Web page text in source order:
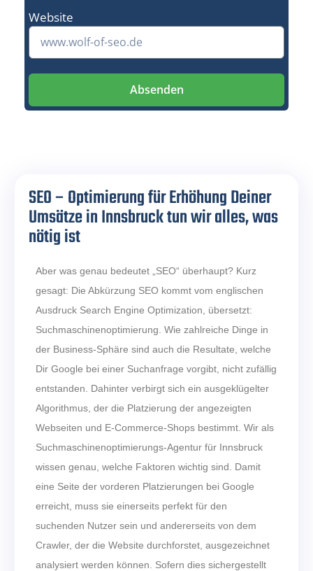
Website
Absenden
SEO – Optimierung für Erhöhung Deiner
Umsätze in Innsbruck tun wir alles, was
nötig ist
Aber was genau bedeutet „SEO“ überhaupt? Kurz
gesagt: Die Abkürzung SEO kommt vom englischen
Ausdruck Search Engine Optimization, übersetzt:
Suchmaschinenoptimierung. Wie zahlreiche Dinge in
der Business-Sphäre sind auch die Resultate, welche
Dir Google bei einer Suchanfrage vorgibt, nicht zufällig
entstanden. Dahinter verbirgt sich ein ausgeklügelter
Algorithmus, der die Platzierung der angezeigten
Webseiten und E-Commerce-Shops bestimmt. Wir als
Suchmaschinenoptimierungs-Agentur für Innsbruck
wissen genau, welche Faktoren wichtig sind. Damit
eine Seite der vorderen Platzierungen bei Google
erreicht, muss sie einerseits perfekt für den
suchenden Nutzer sein und andererseits von dem
Crawler, der die Website durchforstet, ausgezeichnet
analysiert werden können. Sofern dies sichergestellt